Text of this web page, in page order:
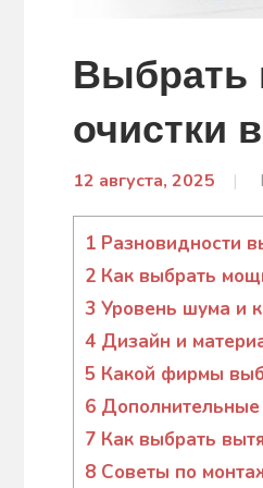
Выбрать
очистки
12 августа, 2025
1 Разновидности
2 Как выбрать
3 Уровень шума и
4 Дизайн и
5 Какой фирмы
6 Дополнительные
7 Как выбрать
8 Советы по